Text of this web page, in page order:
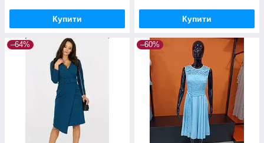
Купити Купити
–64% –60%